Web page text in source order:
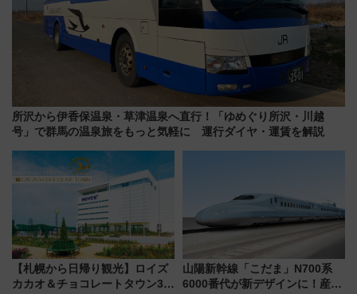
所沢から伊香保温泉・草津温泉へ直行！「ゆめぐり所沢・川越
号」で群馬の温泉旅をもっと気軽に 運行ダイヤ・運賃を解説
【札幌から日帰り観光】ロイズ
カカオ＆チョコレートタウン3周
山陽新幹線「こだま」N700系
6000番代が新デザインに！産学